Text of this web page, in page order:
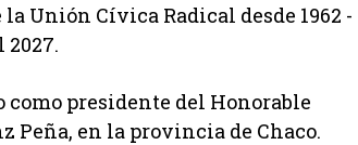
Unión Cívica Radical desde 1962 -
como presidente del Honorable
Peña, en la provincia de Chaco.